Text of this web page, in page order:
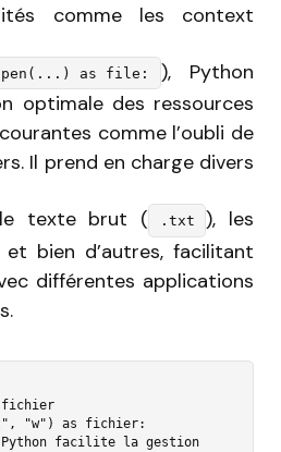
comme les context
as file:
), Python
optimale des ressources
comme l’oubli de
Il prend en charge divers
texte brut ( .txt
), les
et bien d’autres, facilitant
différentes applications
fichier
"w") as fichier: